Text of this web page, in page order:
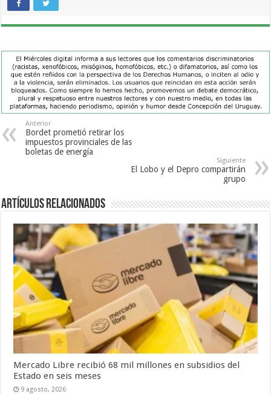
Anterior
Bordet prometió retirar los
impuestos provinciales de las
boletas de energía
Siguiente
El Lobo y el Depro compartirán
grupo
Artículos Relacionados
Mercado Libre recibió 68 mil millones en subsidios del
Estado en seis meses
9 agosto, 2026